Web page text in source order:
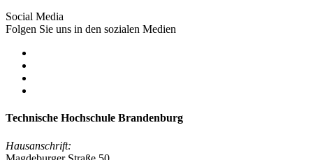
Social Media
Folgen Sie uns in den sozialen Medien
Technische Hochschule Brandenburg
Hausanschrift: